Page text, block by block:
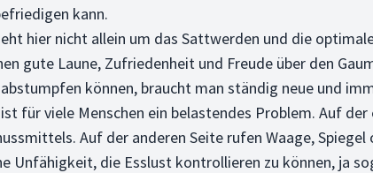
kann.
hier nicht allein um das Sattwerden und die
gute Laune, Zufriedenheit und Freude über den
können, braucht man ständig neue und
für viele Menschen ein belastendes Problem. Auf
Auf der anderen Seite rufen Waage,
Unfähigkeit, die Esslust kontrollieren zu können, ja